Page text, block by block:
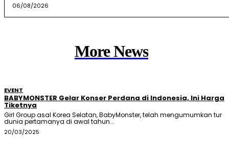
06/08/2026
More News
EVENT
BABYMONSTER Gelar Konser Perdana di Indonesia, Ini Harga
Tiketnya
Girl Group asal Korea Selatan, BabyMonster, telah mengumumkan tur
dunia pertamanya di awal tahun...
20/03/2025